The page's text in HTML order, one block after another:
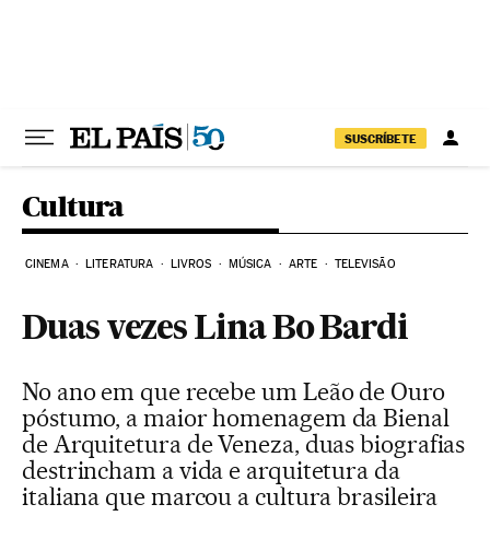
SUSCRÍBETE
Cultura
CINEMA LITERATURA LIVROS MÚSICA ARTE TELEVISÃO
Duas vezes Lina Bo Bardi
No ano em que recebe um Leão de Ouro
póstumo, a maior homenagem da Bienal
de Arquitetura de Veneza, duas biografias
destrincham a vida e arquitetura da
italiana que marcou a cultura brasileira